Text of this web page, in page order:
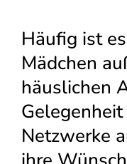
Häufig ist
Mädchen
häuslichen
Netzwerke